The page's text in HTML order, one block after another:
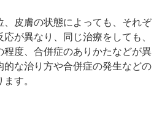
皮膚の状態によっても、それぞ
が異なり、同じ治療をしても、
度、合併症のありかたなどが異
な治り方や合併症の発生などの
す。